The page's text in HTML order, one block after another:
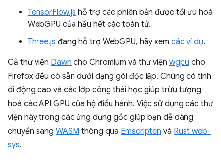
TensorFlow.js hỗ trợ các phiên bản được tối ưu hoá
WebGPU của hầu hết các toán tử.
Three.js đang hỗ trợ WebGPU, hãy xem các ví dụ.
Cả thư viện Dawn cho Chromium và thư viện wgpu cho
Firefox đều có sẵn dưới dạng gói độc lập. Chúng có tính
di động cao và các lớp công thái học giúp trừu tượng
hoá các API GPU của hệ điều hành. Việc sử dụng các thư
viện này trong các ứng dụng gốc giúp bạn dễ dàng
chuyển sang WASM thông qua Emscripten và Rust web-
sys.